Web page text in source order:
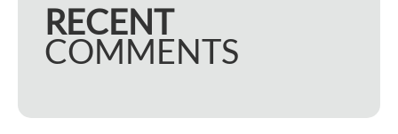
RECENT
COMMENTS